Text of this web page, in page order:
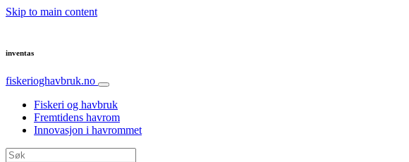
Skip to main content
inventas
fiskerioghavbruk.no
Fiskeri og havbruk
Fremtidens havrom
Innovasjon i havrommet